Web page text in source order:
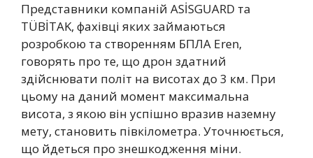
Представники компаній ASİSGUARD та
TÜBİTAK, фахівці яких займаються
розробкою та створенням БПЛА Eren,
говорять про те, що дрон здатний
здійснювати політ на висотах до 3 км. При
цьому на даний момент максимальна
висота, з якою він успішно вразив наземну
мету, становить півкілометра. Уточнюється,
що йдеться про знешкодження міни.